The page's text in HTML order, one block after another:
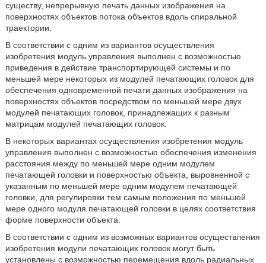
существу, непрерывную печать данных изображения на
поверхностях объектов потока объектов вдоль спиральной
траектории.
В соответствии с одним из вариантов осуществления
изобретения модуль управления выполнен с возможностью
приведения в действие транспортирующей системы и по
меньшей мере некоторых из модулей печатающих головок для
обеспечения одновременной печати данных изображения на
поверхностях объектов посредством по меньшей мере двух
модулей печатающих головок, принадлежащих к разным
матрицам модулей печатающих головок.
В некоторых вариантах осуществления изобретения модуль
управления выполнен с возможностью обеспечения изменения
расстояния между по меньшей мере одним модулем
печатающей головки и поверхностью объекта, выровненной с
указанным по меньшей мере одним модулем печатающей
головки, для регулировки тем самым положения по меньшей
мере одного модуля печатающей головки в целях соответствия
форме поверхности объекта.
В соответствии с одним из возможных вариантов осуществления
изобретения модули печатающих головок могут быть
установлены с возможностью перемещения вдоль радиальных